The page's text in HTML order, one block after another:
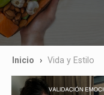
Inicio Vida y Estilo